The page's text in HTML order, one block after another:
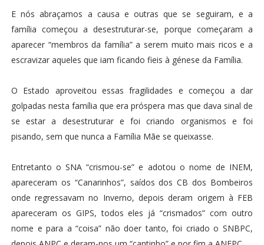
E nós abraçamos a causa e outras que se seguiram, e a
família começou a desestruturar-se, porque começaram a
aparecer “membros da família” a serem muito mais ricos e a
escravizar aqueles que iam ficando fieis à génese da Família.
O Estado aproveitou essas fragilidades e começou a dar
golpadas nesta família que era próspera mas que dava sinal de
se estar a desestruturar e foi criando organismos e foi
pisando, sem que nunca a Família Mãe se queixasse.
Entretanto o SNA “crismou-se” e adotou o nome de INEM,
apareceram os “Canarinhos”, saídos dos CB dos Bombeiros
onde regressavam no Inverno, depois deram origem à FEB
apareceram os GIPS, todos eles já “crismados” com outro
nome e para a “coisa” não doer tanto, foi criado o SNBPC,